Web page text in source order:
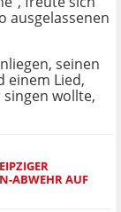
ausgelassenen
seinen
Lied,
wollte,
ABWEHR AUF